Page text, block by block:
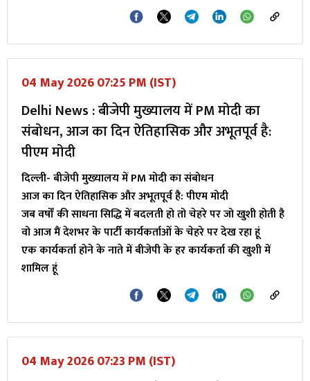
04 May 2026 07:25 PM (IST)
Delhi News : बीजेपी मुख्यालय में PM मोदी का
संबोधन, आज का दिन ऐतिहासिक और अभूतपूर्व है:
पीएम मोदी
दिल्ली- बीजेपी मुख्यालय में PM मोदी का संबोधन
आज का दिन ऐतिहासिक और अभूतपूर्व है: पीएम मोदी
जब वर्षों की साधना सिद्धि में बदलती हो तो चेहरे पर जो खुशी होती है
वो आज मैं देशभर के पार्टी कार्यकर्ताओं के चेहरे पर देख रहा हूं
एक कार्यकर्ता होने के नाते में बीजेपी के हर कार्यकर्ता की खुशी में
शामिल हूं
04 May 2026 07:23 PM (IST)